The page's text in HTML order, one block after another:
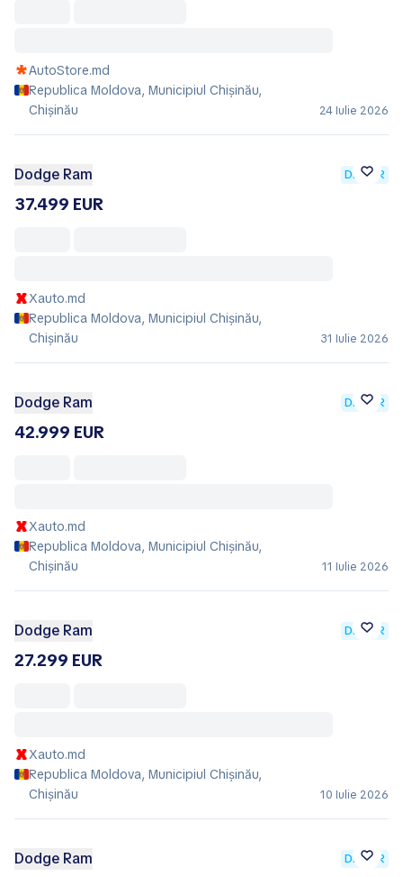
AutoStore.md
Republica Moldova, Municipiul Chișinău,
Chișinău
24 Iulie 2026
Dodge Ram DEALER
37.499 EUR
Xauto.md
Republica Moldova, Municipiul Chișinău,
Chișinău
31 Iulie 2026
Dodge Ram DEALER
42.999 EUR
Xauto.md
Republica Moldova, Municipiul Chișinău,
Chișinău
11 Iulie 2026
Dodge Ram DEALER
27.299 EUR
Xauto.md
Republica Moldova, Municipiul Chișinău,
Chișinău
10 Iulie 2026
Dodge Ram DEALER